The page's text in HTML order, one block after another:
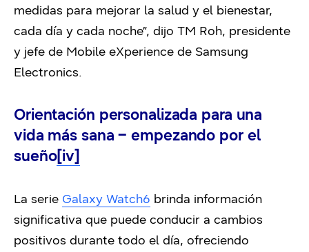
medidas para mejorar la salud y el bienestar,
cada día y cada noche”, dijo TM Roh, presidente
y jefe de Mobile eXperience de Samsung
Electronics.
Orientación personalizada para una
vida más sana – empezando por el
sueño[iv]
La serie Galaxy Watch6 brinda información
significativa que puede conducir a cambios
positivos durante todo el día, ofreciendo